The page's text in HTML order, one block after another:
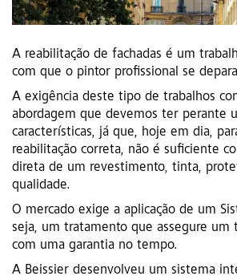
A reabilitação de fachadas é um
com que o pintor profissional se
A exigência deste tipo de trabalhos
abordagem que devemos ter perante
características, já que, hoje em dia,
reabilitação correta, não é suficiente
direta de um revestimento, tinta,
qualidade.
O mercado exige a aplicação de um
seja, um tratamento que assegure um
com uma garantia no tempo.
A Beissier desenvolveu um sistema